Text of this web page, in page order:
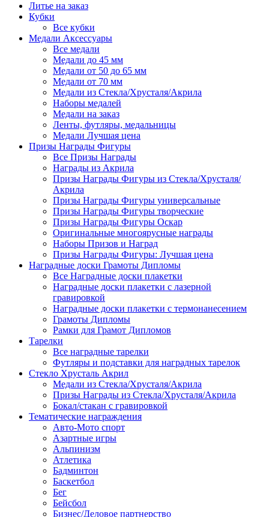
Литье на заказ
Кубки
Все кубки
Медали Аксессуары
Все медали
Медали до 45 мм
Медали от 50 до 65 мм
Медали от 70 мм
Медали из Стекла/Хрусталя/Акрила
Наборы медалей
Медали на заказ
Ленты, футляры, медальницы
Медали Лучшая цена
Призы Награды Фигуры
Все Призы Награды
Награды из Акрила
Призы Награды Фигуры из Стекла/Хрусталя/
Акрила
Призы Награды Фигуры универсальные
Призы Награды Фигуры творческие
Призы Награды Фигуры Оскар
Оригинальные многоярусные награды
Наборы Призов и Наград
Призы Награды Фигуры: Лучшая цена
Наградные доски Грамоты Дипломы
Все Наградные доски плакетки
Наградные доски плакетки с лазерной
гравировкой
Наградные доски плакетки с термонанесением
Грамоты Дипломы
Рамки для Грамот Дипломов
Тарелки
Все наградные тарелки
Футляры и подставки для наградных тарелок
Стекло Хрусталь Акрил
Медали из Стекла/Хрусталя/Акрила
Призы Награды из Стекла/Хрусталя/Акрила
Бокал/стакан с гравировкой
Тематические награждения
Авто-Мото спорт
Азартные игры
Альпинизм
Атлетика
Бадминтон
Баскетбол
Бег
Бейсбол
Бизнес/Деловое партнерство